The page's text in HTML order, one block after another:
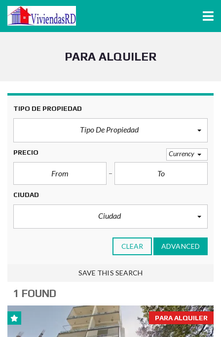
PARA ALQUILER
TIPO DE PROPIEDAD
Tipo De Propiedad
PRECIO Currency
CIUDAD
Ciudad
CLEAR ADVANCED
SAVE THIS SEARCH
1 FOUND
PARA ALQUILER